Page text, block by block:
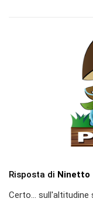
Risposta di Ninetto
Certo... sull'altitudine